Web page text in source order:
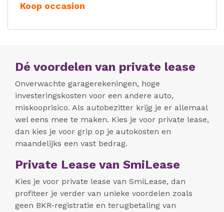
Koop occasion
Dé voordelen van private lease
Onverwachte garagerekeningen, hoge
investeringskosten voor een andere auto,
miskooprisico. Als autobezitter krijg je er allemaal
wel eens mee te maken. Kies je voor private lease,
dan kies je voor grip op je autokosten en
maandelijks een vast bedrag.
Private Lease van SmiLease
Kies je voor private lease van SmiLease, dan
profiteer je verder van unieke voordelen zoals
geen BKR-registratie en terugbetaling van